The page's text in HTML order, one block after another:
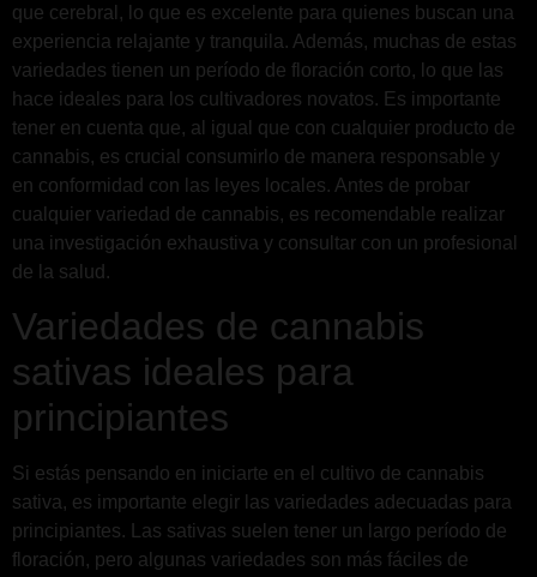
que cerebral, lo que es excelente para quienes buscan una
experiencia relajante y tranquila. Además, muchas de estas
variedades tienen un período de floración corto, lo que las
hace ideales para los cultivadores novatos. Es importante
tener en cuenta que, al igual que con cualquier producto de
cannabis, es crucial consumirlo de manera responsable y
en conformidad con las leyes locales. Antes de probar
cualquier variedad de cannabis, es recomendable realizar
una investigación exhaustiva y consultar con un profesional
de la salud.
Variedades de cannabis
sativas ideales para
principiantes
Si estás pensando en iniciarte en el cultivo de cannabis
sativa, es importante elegir las variedades adecuadas para
principiantes. Las sativas suelen tener un largo período de
floración, pero algunas variedades son más fáciles de